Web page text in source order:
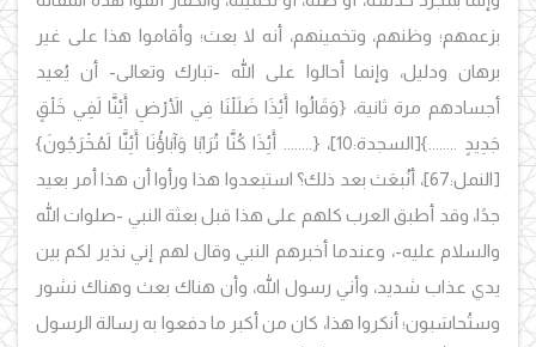
بزعمهم؛ وظنهم، وتخمينهم، أنه لا بعث؛ وأقاموا هذا على غير
برهان ودليل، وإنما أحالوا على الله -تبارك وتعالى- أن يُعيد
أجسادهم مرة ثانية، {وَقَالُوا أَئِذَا ضَلَلْنَا فِي الأَرْضِ أَئِنَّا لَفِي خَلْقٍ
جَدِيدٍ ........}[السجدة:10]،
{........ أَئِذَا كُنَّا تُرَابًا وَآبَاؤُنَا أَئِنَّا لَمُخْرَجُونَ}
[النمل:67]، أنُبعَث بعد ذلك؟ استبعدوا هذا ورأوا أن هذا أمر بعيد
جدًا، وقد أطبق العرب كلهم على هذا قبل بعثة النبي -صلوات الله
والسلام عليه-، وعندما أخبرهم النبي وقال لهم إني نذير لكم بين
يدي عذاب شديد، وأني رسول الله، وأن هناك بعث وهناك نشور
وستُحاسَبون؛ أنكروا هذا، كان من أكبر ما دفعوا به رسالة الرسول